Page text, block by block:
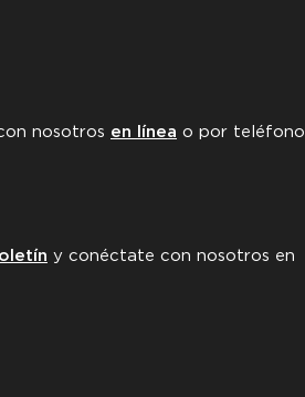
nosotros en línea o por teléfono
y conéctate con nosotros en